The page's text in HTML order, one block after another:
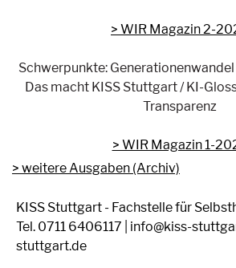
WIR Magazin 2-
Schwerpunkte:
Das macht KISS Stuttgart / KI-
Transparenz
> WIR Magazin 1-
weitere Ausgaben (Archiv)
KISS Stuttgart - Fachstelle für
Tel. 0711 6406117 | info@kiss-
stuttgart.de